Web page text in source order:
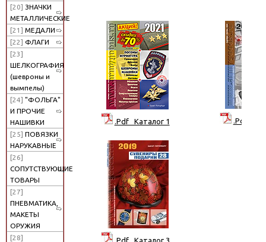
[20] ЗНАЧКИ
МЕТАЛЛИЧЕСКИЕ
[21] МЕДАЛИ
[22] ФЛАГИ
[23]
ШЕЛКОГРАФИЯ
(шевроны и
вымпелы)
[24] "ФОЛЬГА"
И ПРОЧИЕ
НАШИВКИ
[25] ПОВЯЗКИ
НАРУКАВНЫЕ
[26]
СОПУТСТВУЮЩИЕ
ТОВАРЫ
[27]
ПНЕВМАТИКА,
МАКЕТЫ
ОРУЖИЯ
[28]
.Pdf Каталог 1 .Pdf
.Pdf Каталог 3